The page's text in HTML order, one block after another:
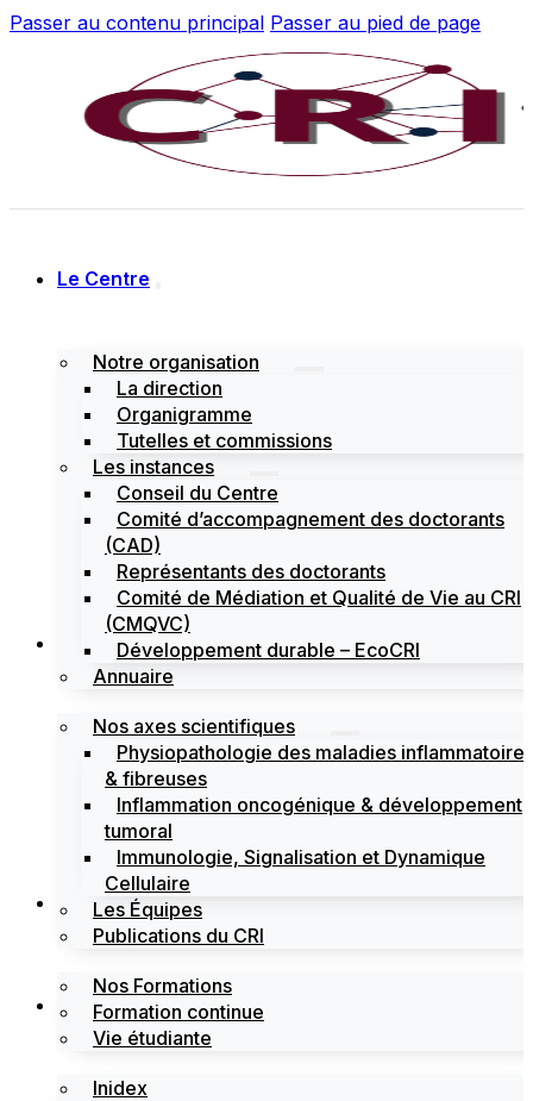
Passer au contenu principal Passer au pied de page
Le Centre
Notre organisation
La direction
Organigramme
Tutelles et commissions
Les instances
Conseil du Centre
Comité d’accompagnement des doctorants
(CAD)
Représentants des doctorants
Comité de Médiation et Qualité de Vie au CRI
(CMQVC)
Développement durable – EcoCRI
Annuaire
Recherche
Nos axes scientifiques
Physiopathologie des maladies inflammatoires
& fibreuses
Inflammation oncogénique & développement
tumoral
Immunologie, Signalisation et Dynamique
Cellulaire
Les Équipes
Publications du CRI
Formations
Nos Formations
Formation continue
Vie étudiante
Labels
Inidex